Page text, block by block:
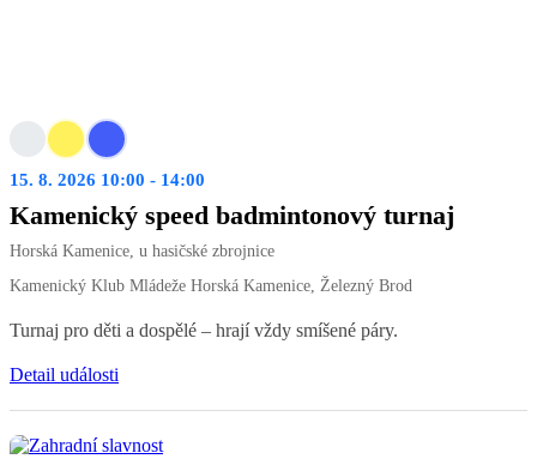
15. 8. 2026 10:00 - 14:00
Kamenický speed badmintonový turnaj
Horská Kamenice, u hasičské zbrojnice
Kamenický Klub Mládeže Horská Kamenice, Železný Brod
Turnaj pro děti a dospělé – hrají vždy smíšené páry.
Detail události